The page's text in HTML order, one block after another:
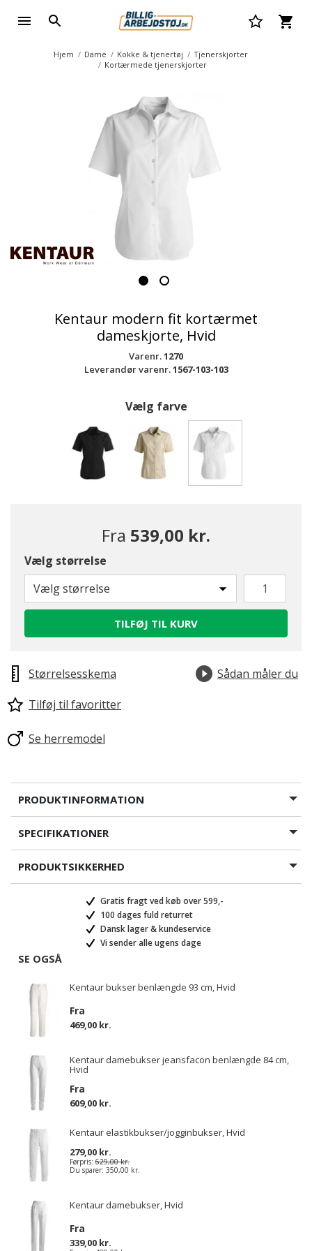
Hjem Dame Kokke & tjenertøj
Tjenerskjorter
Kortærmede tjenerskjorter
Kentaur modern fit kortærmet
dameskjorte, Hvid
Varenr.1270
Leverandør varenr.1567-103-103
Vælg farve
Fra 539,00 kr.
Vælg størrelse
Vælg størrelse
TILFØJ TIL KURV
Størrelsesskema
Sådan måler du
Tilføj til favoritter
Se herremodel
PRODUKTINFORMATION
SPECIFIKATIONER
PRODUKTSIKKERHED
Gratis fragt ved køb over 599,-
100 dages fuld returret
Dansk lager & kundeservice
Vi sender alle ugens dage
SE OGSÅ
Kentaur bukser benlængde 93 cm, Hvid
Fra
469,00 kr.
Kentaur damebukser jeansfacon benlængde 84 cm,
Hvid
Fra
609,00 kr.
Kentaur elastikbukser/jogginbukser, Hvid
279,00 kr.
Førpris: 629,00 kr.
Du sparer: 350,00 kr.
Kentaur damebukser, Hvid
Fra
339,00 kr.